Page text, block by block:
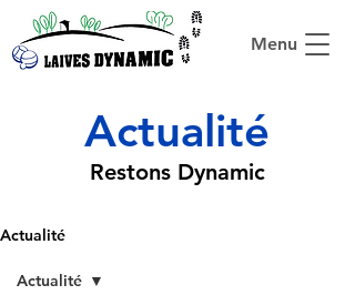
Menu
Actualité
Restons Dynamic
Actualité
Actualité